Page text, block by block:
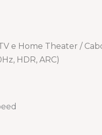
e Home Theater /
HDR, ARC)